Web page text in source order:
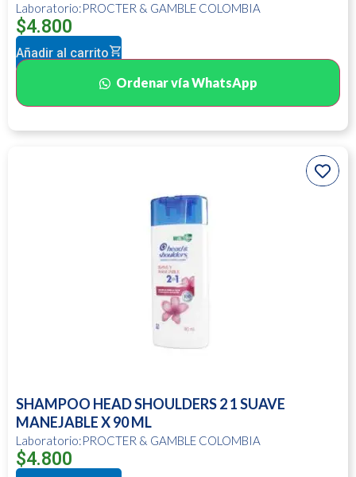
Laboratorio:PROCTER & GAMBLE COLOMBIA
$4.800
Añadir al carrito
Ordenar vía WhatsApp
SHAMPOO HEAD SHOULDERS 2 1 SUAVE
MANEJABLE X 90 ML
Laboratorio:PROCTER & GAMBLE COLOMBIA
$4.800